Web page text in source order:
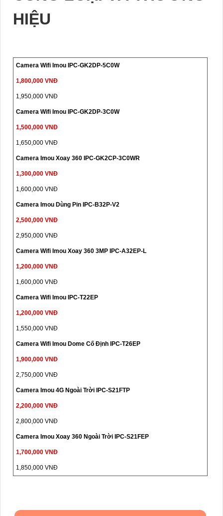
HIỆU
Camera Wifi Imou IPC-GK2DP-5C0W
1,800,000 VNĐ
1,950,000 VNĐ
Camera Wifi Imou IPC-GK2DP-3C0W
1,500,000 VNĐ
1,650,000 VNĐ
Camera Imou Xoay 360 IPC-GK2CP-3C0WR
1,300,000 VNĐ
1,600,000 VNĐ
Camera Imou Dùng Pin IPC-B32P-V2
2,500,000 VNĐ
2,950,000 VNĐ
Camera Wifi Imou Xoay 360 3MP IPC-A32EP-L
1,200,000 VNĐ
1,600,000 VNĐ
Camera Wifi Imou IPC-T22EP
1,200,000 VNĐ
1,550,000 VNĐ
Camera Wifi Imou Dome Cố Định IPC-T26EP
1,900,000 VNĐ
2,750,000 VNĐ
Camera Imou 4G Ngoài Trời IPC-S21FTP
2,200,000 VNĐ
2,800,000 VNĐ
Camera Imou Xoay 360 Ngoài Trời IPC-S21FEP
1,700,000 VNĐ
1,850,000 VNĐ